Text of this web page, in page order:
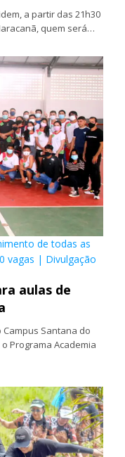
a partir das 21h30
quem será…
de todas as
vagas | Divulgação
aulas de
Campus Santana do
Programa Academia